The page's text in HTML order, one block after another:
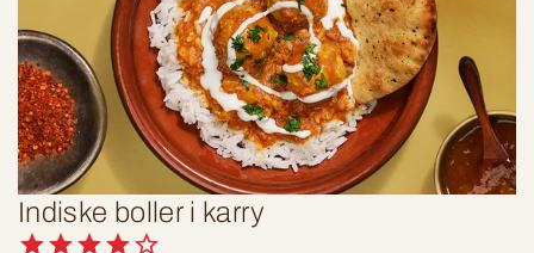
Indiske boller i karry